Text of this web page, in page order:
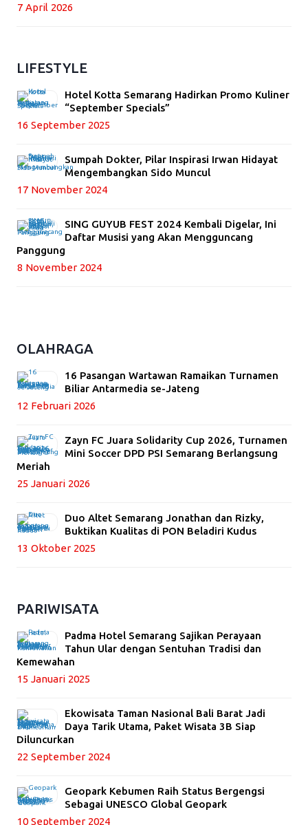
7 April 2026
LIFESTYLE
Hotel Kotta Semarang Hadirkan Promo Kuliner
“September Specials”
16 September 2025
Sumpah Dokter, Pilar Inspirasi Irwan Hidayat
Mengembangkan Sido Muncul
17 November 2024
SING GUYUB FEST 2024 Kembali Digelar, Ini
Daftar Musisi yang Akan Mengguncang
Panggung
8 November 2024
OLAHRAGA
16 Pasangan Wartawan Ramaikan Turnamen
Biliar Antarmedia se-Jateng
12 Februari 2026
Zayn FC Juara Solidarity Cup 2026, Turnamen
Mini Soccer DPD PSI Semarang Berlangsung
Meriah
25 Januari 2026
Duo Altet Semarang Jonathan dan Rizky,
Buktikan Kualitas di PON Beladiri Kudus
13 Oktober 2025
PARIWISATA
Padma Hotel Semarang Sajikan Perayaan
Tahun Ular dengan Sentuhan Tradisi dan
Kemewahan
15 Januari 2025
Ekowisata Taman Nasional Bali Barat Jadi
Daya Tarik Utama, Paket Wisata 3B Siap
Diluncurkan
22 September 2024
Geopark Kebumen Raih Status Bergengsi
Sebagai UNESCO Global Geopark
10 September 2024